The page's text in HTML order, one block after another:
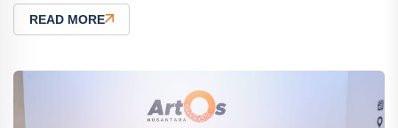
READ MORE